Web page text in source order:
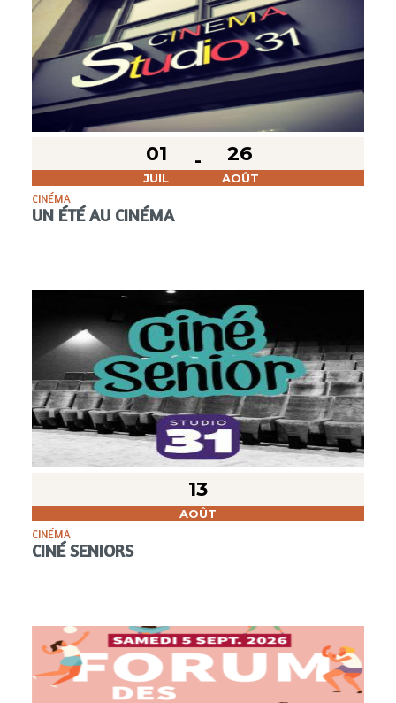
01
JUIL
26
AOÛT
CINÉMA
UN ÉTÉ AU CINÉMA
13
AOÛT
CINÉMA
CINÉ SENIORS